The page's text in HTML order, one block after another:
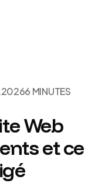
6 MINUTES
Web
et ce